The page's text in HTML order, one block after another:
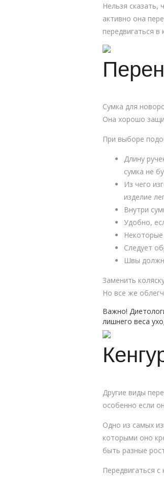
Нельзя
активно она
передвигаться
Сумка для
Она хорошо
При выборе
Длину
сумка не
Из чего
изделие
Внутри
Удобно,
Следует
Швы
Заменить
Но все же
Важно!
лишнего веса
Другие виды
особенно если
Одно из самых
которыми оно
быть разные
Передвигаться